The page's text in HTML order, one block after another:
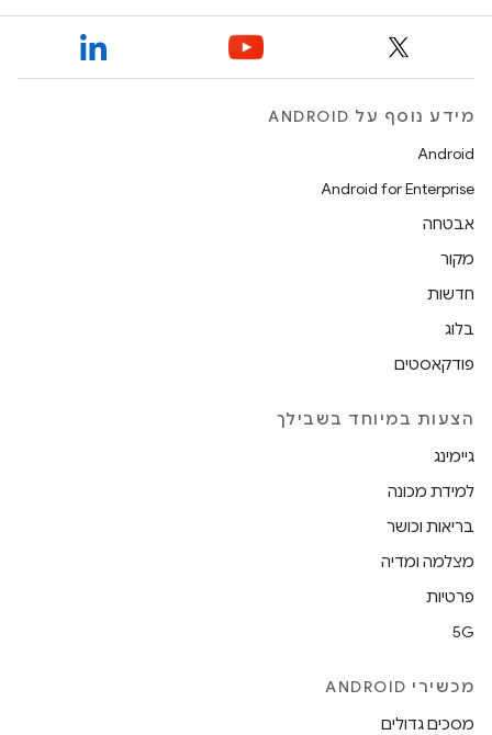
מידע נוסף על ANDROID
Android
Android for Enterprise
אבטחה
מקור
חדשות
בלוג
פודקאסטים
הצעות במיוחד בשבילך
גיימינג
למידת מכונה
בריאות וכושר
מצלמה ומדיה
פרטיות
5G
מכשירי ANDROID
מסכים גדולים